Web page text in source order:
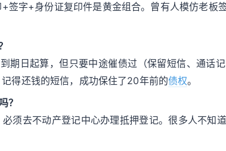
签字+身份证复印件是黄金组合。曾有人模仿老板
期日起算，但只要中途催债过（保留短信、通话
得还钱的短信，成功保住了20年前的债权。
？
必须去不动产登记中心办理抵押登记。很多人不知